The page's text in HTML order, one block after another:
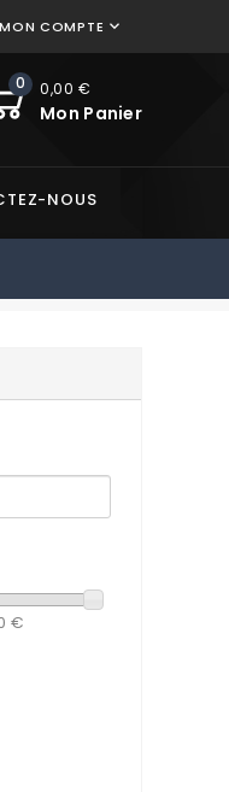
MON COMPTE 
0 0,00 €
Mon Panier
NOUS
€